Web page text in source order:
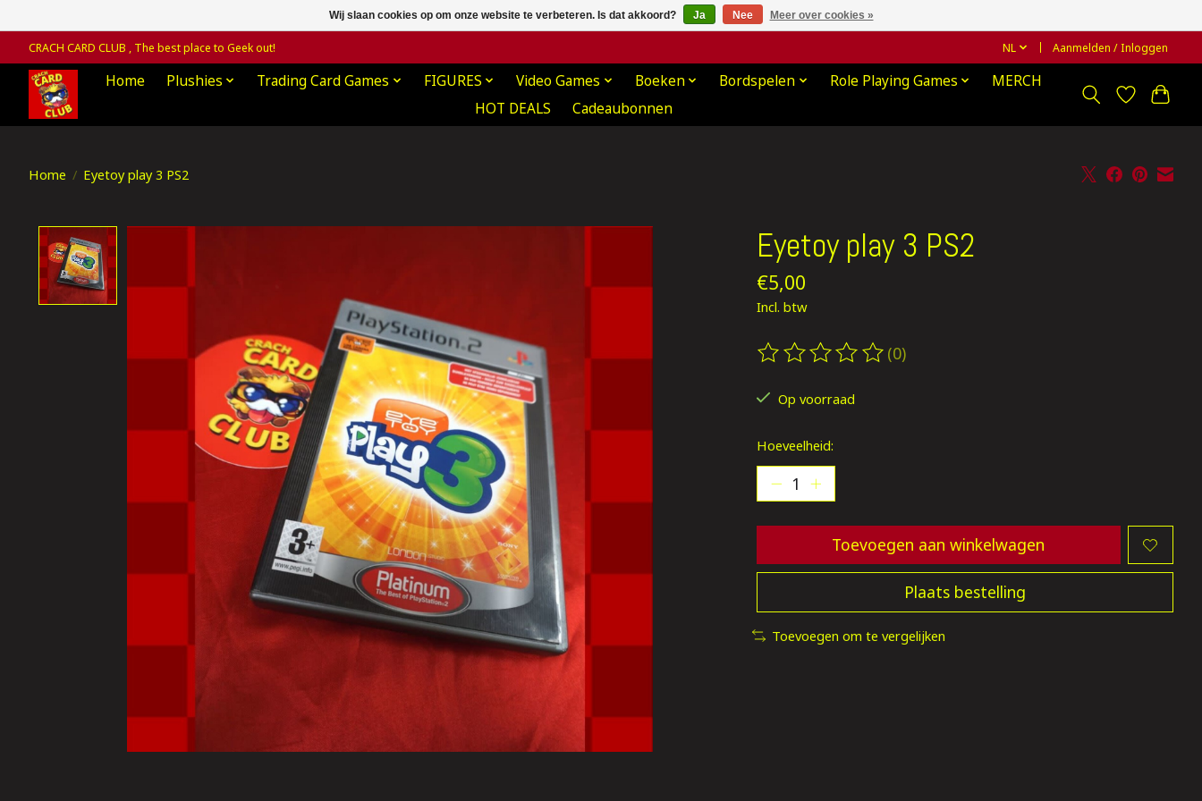
CRACH CARD CLUB , The best place to Geek out! NL Aanmelden / Inloggen
Home Plushies Trading Card Games FIGURES Video Games Boeken Bordspelen Role Playing Games
MERCH
HOT DEALS
Cadeaubonnen
Home / Eyetoy play 3 PS2
Eyetoy play 3 PS2
€5,00
Incl. btw
De beoordeling van dit product is
(0)
Op voorraad
Hoeveelheid:
Toevoegen aan winkelwagen
Plaats bestelling
Toevoegen om te vergelijken
Wij slaan cookies op om onze website te verbeteren. Is dat akkoord? Ja Nee Meer over cookies »